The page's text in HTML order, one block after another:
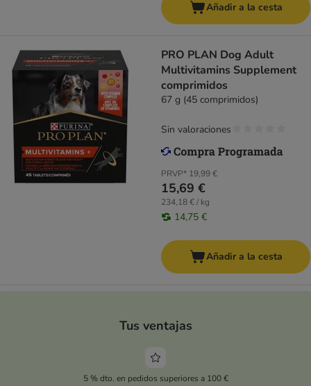
Añadir a la cesta
PRO PLAN Dog Adult
Multivitamins Supplement
comprimidos
67 g (45 comprimidos)
PRVP* 19,99 €
15,69 €
234,18 € / kg
14,75 €
Sin valoraciones
Añadir a la cesta
Tus ventajas
5 % dto. en pedidos superiores a 100 €